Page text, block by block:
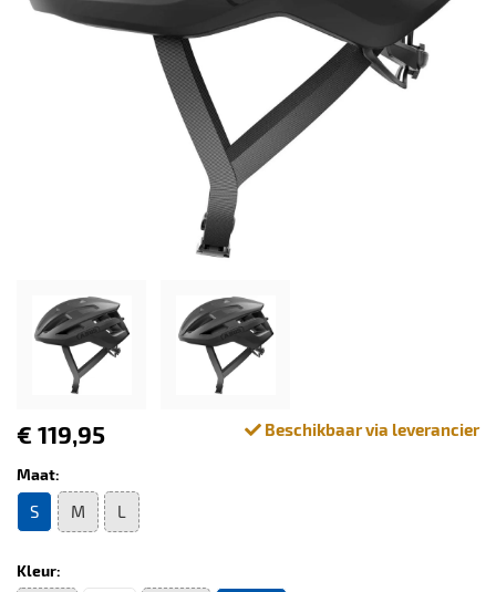
€ 119,95 Beschikbaar via leverancier
Maat:
S M L
Kleur: